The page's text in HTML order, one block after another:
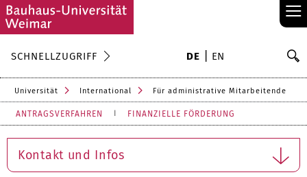
≡
SCHNELLZUGRIFF DE EN
Universität International Für administrative Mitarbeitende
ANTRAGSVERFAHREN FINANZIELLE FÖRDERUNG
Kontakt und Infos